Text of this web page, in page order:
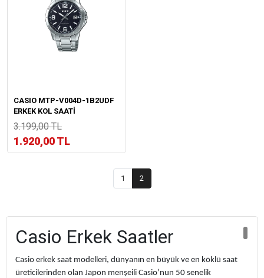
CASIO MTP-V004D-1B2UDF
ERKEK KOL SAATİ
3.199,00 TL
1.920,00 TL
1 2
Casio Erkek Saatler
Casio erkek saat modelleri, dünyanın en büyük ve en köklü saat
üreticilerinden olan Japon menşeili Casio’nun 50 senelik